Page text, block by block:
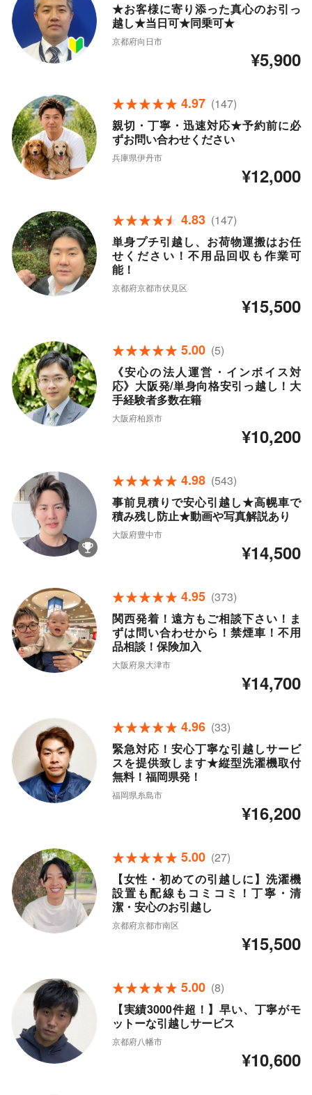
★お客様に寄り添った真心のお引っ
越し★当日可★同乗可★
京都府向日市
¥5,900
4.97 (147)
親切・丁寧・迅速対応★予約前に必
ずお問い合わせください
兵庫県伊丹市
¥12,000
4.83 (147)
単身プチ引越し、お荷物運搬はお任
せください！不用品回収も作業可
能！
京都府京都市伏見区
¥15,500
5.00 (5)
《安心の法人運営・インボイス対
応》大阪発/単身向格安引っ越し！大
手経験者多数在籍
大阪府柏原市
¥10,200
4.98 (543)
事前見積りで安心引越し★高幌車で
積み残し防止★動画や写真解説あり
大阪府豊中市
¥14,500
4.95 (373)
関西発着！遠方もご相談下さい！ま
ずは問い合わせから！禁煙車！不用
品相談！保険加入
大阪府泉大津市
¥14,700
4.96 (33)
緊急対応！安心丁寧な引越しサービ
スを提供致します★縦型洗濯機取付
無料！福岡県発！
福岡県糸島市
¥16,200
5.00 (27)
【女性・初めての引越しに】洗濯機
設置も配線もコミコミ！丁寧・清
潔・安心のお引越し
京都府京都市南区
¥15,500
5.00 (8)
【実績3000件超！】早い、丁寧がモ
ットーな引越しサービス
京都府八幡市
¥10,600